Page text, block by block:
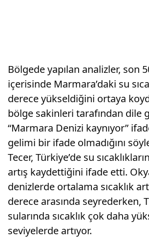
Bölgede yapılan analizler, son
içerisinde Marmara’daki su
derece yükseldiğini ortaya
bölge sakinleri tarafından dile
“Marmara Denizi kaynıyor”
gelimi bir ifade olmadığını
Tecer, Türkiye’de su
artış kaydettiğini ifade etti.
denizlerde ortalama sıcaklık
derece arasında seyrederken,
sularında sıcaklık çok daha
seviyelerde artıyor.